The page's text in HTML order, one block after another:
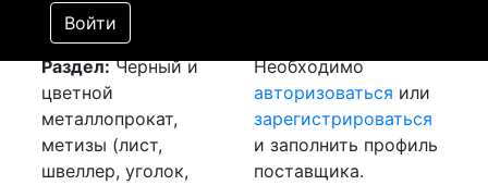
Войти
АУКЦИОН (покупка
товара)
Раздел:Черный и
цветной
металлопрокат,
метизы (лист,
швеллер, уголок,
Необходимо
авторизоваться или
зарегистрироваться
и заполнить профиль
поставщика.